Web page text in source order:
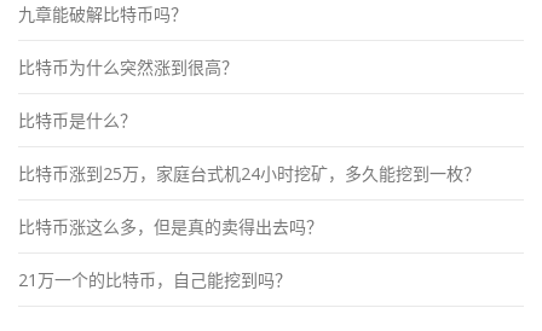
九章能破解比特币吗？
比特币为什么突然涨到很高？
比特币是什么？
比特币涨到25万，家庭台式机24小时挖矿，多久能挖到一枚？
比特币涨这么多，但是真的卖得出去吗？
21万一个的比特币，自己能挖到吗？